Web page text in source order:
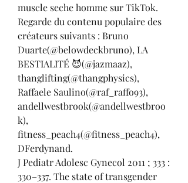
muscle seche homme sur TikTok.
Regarde du contenu populaire des
créateurs suivants : Bruno
Duarte(@belowdeckbruno), LA
BESTIALITÉ 😈(@jazmaaz),
thanglifting(@thangphysics),
Raffaele Saulino(@raf_raffo93),
andellwestbrook(@andellwestbroo
k),
fitness_peach4(@fitness_peach4),
DFerdynand.
J Pediatr Adolesc Gynecol 2011 ; 333 :
330–337. The state of transgender